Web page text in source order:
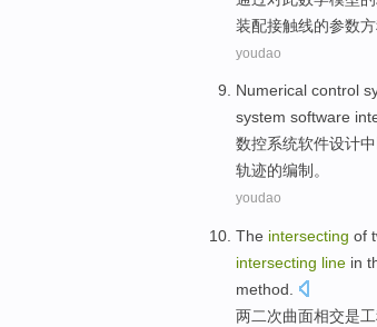
装配接触线的参数
youdao
Numerical control
system software
数控系统软件设计中
轨迹的编制。
youdao
The intersecting of
intersecting line in
method
两二次曲面相交是